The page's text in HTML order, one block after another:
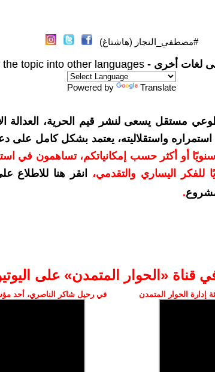
#مصطفي_النجار (هاشتاغ)
لغات أخرى - the topic into other languages
Powered by Translate
مستقل يسعى لنشر قيم الحرية، العدالة
واستقلاليته، يعتمد بشكل كامل على
10 دولارات سنويًا أو أكثر حسب إمكانياتكم، تساهمون في
للفكر اليساري والتقدمي،
انقر هنا للاطلاع
.
قناة ‫«الحوار المتمدن» على
الحوار المتمدن في رحيل شاكر الناصري، أحد